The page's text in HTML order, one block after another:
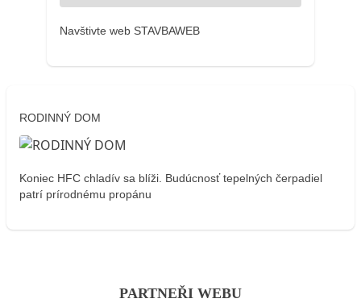
Navštivte web STAVBAWEB
RODINNÝ DOM
Koniec HFC chladív sa blíži. Budúcnosť tepelných čerpadiel
patrí prírodnému propánu
PARTNEŘI WEBU